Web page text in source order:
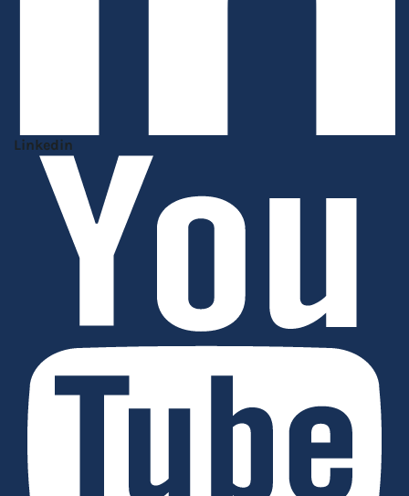
Linkedin